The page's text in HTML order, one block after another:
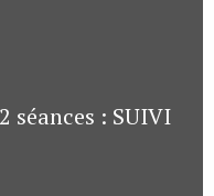
séances : SUIVI